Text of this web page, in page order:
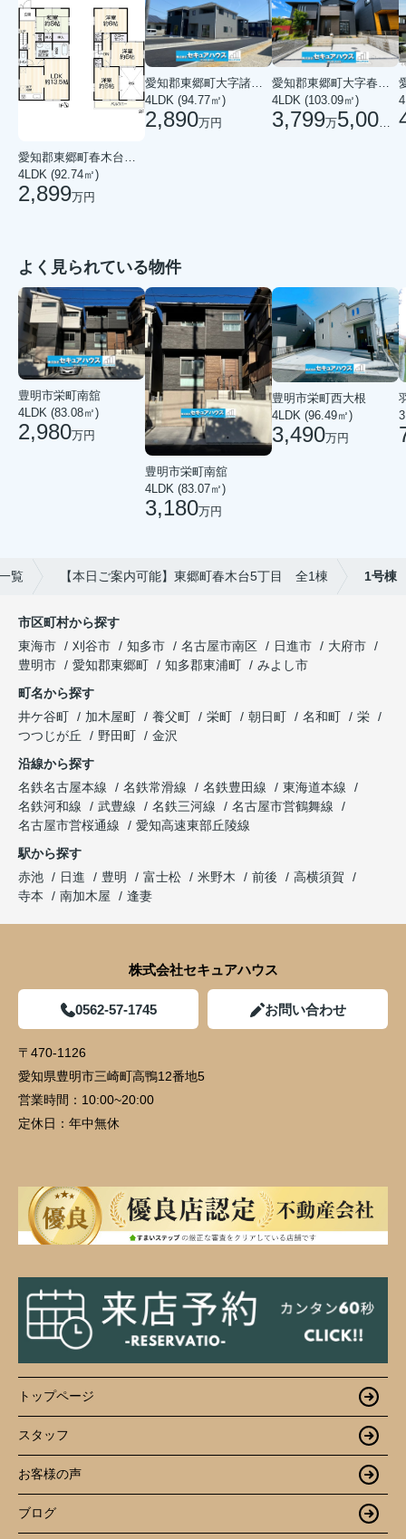
4LDK (92.74㎡)
2,899万円
愛知郡東郷町大字諸輪字観音畑
4LDK (94.77㎡)
2,890万円
愛知郡東郷町大字春木字白土
4LDK (103.09㎡)
3,799万5,000 円
よく見られている物件
豊明市栄町南舘
4LDK (83.08㎡)
2,980万円
豊明市栄町南舘
4LDK (83.07㎡)
3,180万円
豊明市栄町西大根
4LDK (96.49㎡)
3,490万円
覧 【本日ご案内可能】東郷町春木台5丁目 全1棟 1号棟
市区町村から探す
東海市
刈谷市 知多市 名古屋市南区 日進市
大府市
豊明市
愛知郡東郷町 知多郡東浦町
みよし市
町名から探す
井ケ谷町
加木屋町 養父町 栄町 朝日町 名和町
栄
つつじが丘
野田町
金沢
沿線から探す
名鉄名古屋本線
名鉄常滑線 名鉄豊田線
東海道本線
名鉄河和線
武豊線 名鉄三河線
名古屋市営鶴舞線
名古屋市営桜通線
愛知高速東部丘陵線
駅から探す
赤池
日進 豊明 富士松 米野木 前後
高横須賀
寺本
南加木屋 逢妻
株式会社セキュアハウス
0562-57-1745 お問い合わせ
〒470-1126
愛知県豊明市三崎町高鴨12番地5
営業時間： 10:00~20:00
定休日： 年中無休
トップページ
スタッフ
お客様の声
ブログ